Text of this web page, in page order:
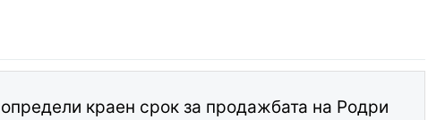
краен срок за продажбата на Родри